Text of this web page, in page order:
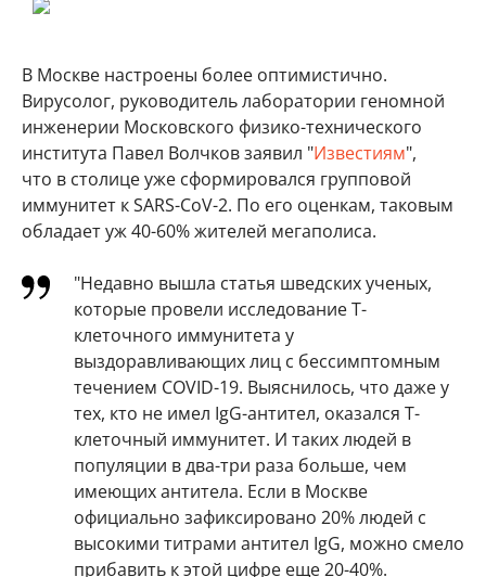
В Москве настроены более оптимистично.
Вирусолог, руководитель лаборатории геномной
инженерии Московского физико-технического
института Павел Волчков заявил "Известиям",
что в столице уже сформировался групповой
иммунитет к SARS-CoV-2. По его оценкам, таковым
обладает уж 40-60% жителей мегаполиса.
"Недавно вышла статья шведских ученых,
которые провели исследование Т-
клеточного иммунитета у
выздоравливающих лиц с бессимптомным
течением COVID-19. Выяснилось, что даже у
тех, кто не имел IgG-антител, оказался Т-
клеточный иммунитет. И таких людей в
популяции в два-три раза больше, чем
имеющих антитела. Если в Москве
официально зафиксировано 20% людей с
высокими титрами антител IgG, можно смело
прибавить к этой цифре еще 20-40%.